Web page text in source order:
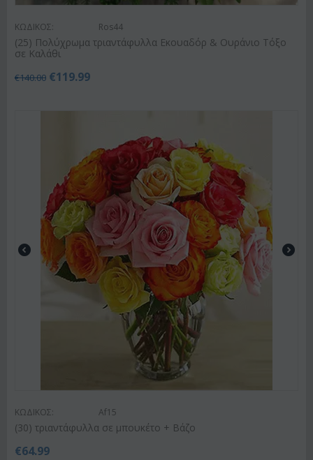
ΚΩΔΙΚΟΣ: Ros44
(25) Πολύχρωμα τριαντάφυλλα Εκουαδόρ & Ουράνιο Τόξο
σε Καλάθι
€140.00 €119.99
ΚΩΔΙΚΟΣ: Af15
(30) τριαντάφυλλα σε μπουκέτο + Βάζο
€64.99